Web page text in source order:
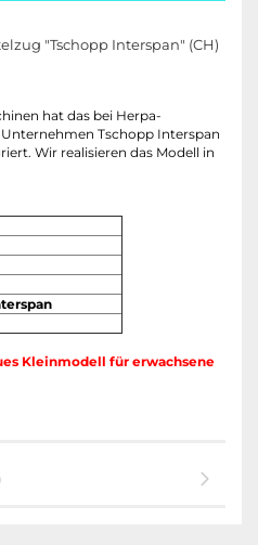
"Tschopp Interspan" (CH)
hat das bei Herpa-
Tschopp Interspan
Wir realisieren das Modell in
Kleinmodell für erwachsene